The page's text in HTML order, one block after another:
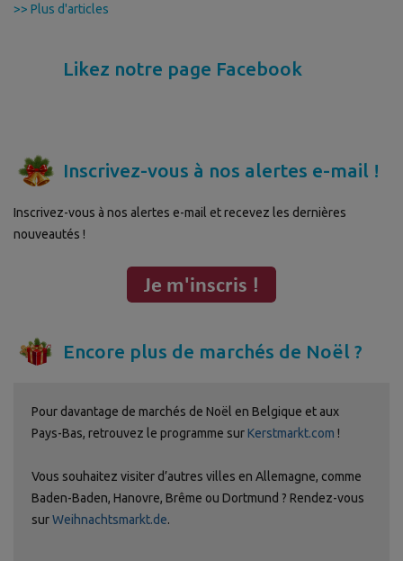
>> Plus d'articles
Likez notre page Facebook
Inscrivez-vous à nos alertes e-mail !
Inscrivez-vous à nos alertes e-mail et recevez les dernières
nouveautés !
Encore plus de marchés de Noël ?
Pour davantage de marchés de Noël en Belgique et aux
Pays-Bas, retrouvez le programme surKerstmarkt.com !
Vous souhaitez visiter d’autres villes en Allemagne, comme
Baden-Baden, Hanovre, Brême ou Dortmund ? Rendez-vous
surWeihnachtsmarkt.de.